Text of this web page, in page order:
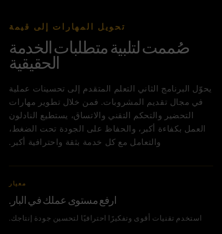
تحويل المهارات إلى قيمة
صُممت لتلبية متطلبات الخدمة
الحقيقية
يحوّل البرنامج الثاني التعلم المتقدم إلى تحسينات عملية
في مجال تقديم المشروبات. فمن خلال تطوير مهارات
التحضير والتحكم التقني والاتساق، يستطيع النادلون
العمل بكفاءة أكبر، والحفاظ على الجودة تحت الضغط،
والتعامل مع كل خدمة بثقة واحترافية أكبر.
معيار
ارفع مستوى عملك في البار.
استخدم تقنيات أقوى وتفكيرًا احترافيًا لتحسين جودة إنتاجك.